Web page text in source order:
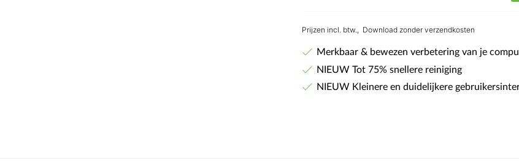
Prijzen incl. btw., Download zonder verzendkosten
Merkbaar & bewezen verbetering van je
NIEUW Tot 75% snellere reiniging
NIEUW Kleinere en duidelijkere